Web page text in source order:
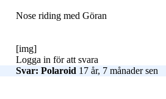
Nose riding med Göran
[img]
Logga in för att svara
Svar: Polaroid 17 år, 7 månader sen